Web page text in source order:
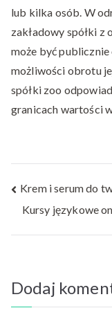
lub kilka osób. W
zakładowy spółki z
może być publicznie
możliwości obrotu
spółki zoo
granicach wartości
Nawigacja
wpisu
Krem i serum do
Kursy językowe
Dodaj